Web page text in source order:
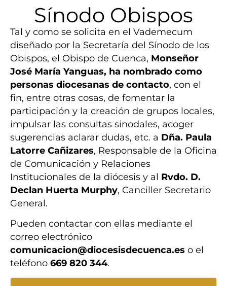
Sínodo Obispos
Tal y como se solicita en el Vademecum
diseñado por la Secretaría del Sínodo de los
Obispos, el Obispo de Cuenca, Monseñor
José María Yanguas, ha nombrado como
personas diocesanas de contacto, con el
fin, entre otras cosas, de fomentar la
participación y la creación de grupos locales,
impulsar las consultas sinodales, acoger
sugerencias aclarar dudas, etc. a Dña. Paula
Latorre Cañizares, Responsable de la Oficina
de Comunicación y Relaciones
Institucionales de la diócesis y al Rvdo. D.
Declan Huerta Murphy, Canciller Secretario
General.
Pueden contactar con ellas mediante el
correo electrónico
comunicacion@diocesisdecuenca.es o el
teléfono 669 820 344.